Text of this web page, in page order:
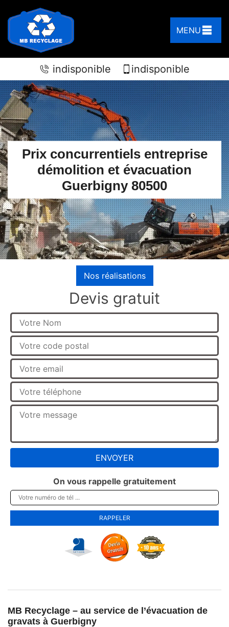
MENU
indisponible indisponible
Prix concurrentiels entreprise
démolition et évacuation
Guerbigny 80500
Nos réalisations
Devis gratuit
On vous rappelle gratuitement
MB Recyclage – au service de l’évacuation de
gravats à Guerbigny